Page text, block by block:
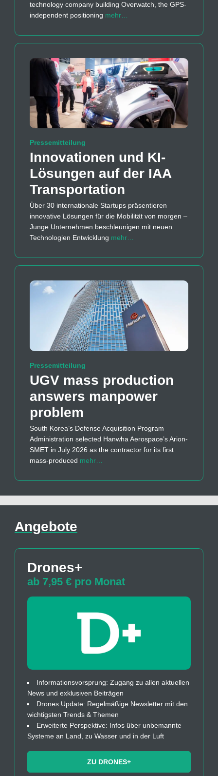
technology company building Overwatch, the GPS-
independent positioning mehr…
Pressemitteilung
Innovationen und KI-
Lösungen auf der IAA
Transportation
Über 30 internationale Startups präsentieren
innovative Lösungen für die Mobilität von morgen –
Junge Unternehmen beschleunigen mit neuen
Technologien Entwicklung mehr…
Pressemitteilung
UGV mass production
answers manpower
problem
South Korea’s Defense Acquisition Program
Administration selected Hanwha Aerospace’s Arion-
SMET in July 2026 as the contractor for its first
mass-produced mehr…
Angebote
Drones+
ab 7,95 € pro Monat
Informationsvorsprung: Zugang zu allen aktuellen
News und exklusiven Beiträgen
Drones Update: Regelmäßige Newsletter mit den
wichtigsten Trends & Themen
Erweiterte Perspektive: Infos über unbemannte
Systeme an Land, zu Wasser und in der Luft
ZU DRONES+